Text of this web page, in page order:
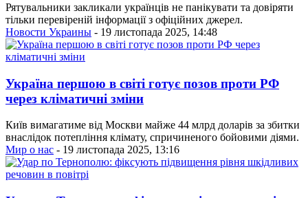
Рятувальники закликали українців не панікувати та довіряти
тільки перевіреній інформації з офіційних джерел.
Новости Украины - 19 листопада 2025, 14:48
Україна першою в світі готує позов проти РФ
через кліматичні зміни
Київ вимагатиме від Москви майже 44 млрд доларів за збитки
внаслідок потепління клімату, спричиненого бойовими діями.
Мир о нас - 19 листопада 2025, 13:16